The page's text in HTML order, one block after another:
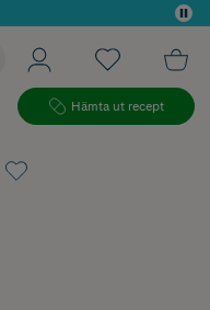
Hämta ut recept